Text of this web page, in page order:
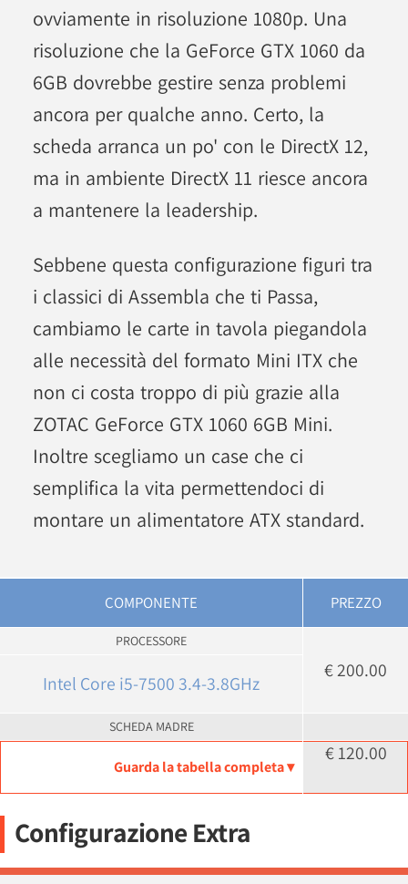
ovviamente in risoluzione 1080p. Una
risoluzione che la GeForce GTX 1060 da
6GB dovrebbe gestire senza problemi
ancora per qualche anno. Certo, la
scheda arranca un po' con le DirectX 12,
ma in ambiente DirectX 11 riesce ancora
a mantenere la leadership.
Sebbene questa configurazione figuri tra
i classici di Assembla che ti Passa,
cambiamo le carte in tavola piegandola
alle necessità del formato Mini ITX che
non ci costa troppo di più grazie alla
ZOTAC GeForce GTX 1060 6GB Mini.
Inoltre scegliamo un case che ci
semplifica la vita permettendoci di
montare un alimentatore ATX standard.
COMPONENTE PREZZO
PROCESSORE
€ 200.00
Intel Core i5-7500 3.4-3.8GHz
SCHEDA MADRE
€ 120.00
Guarda la tabella completa ▾
Configurazione Extra